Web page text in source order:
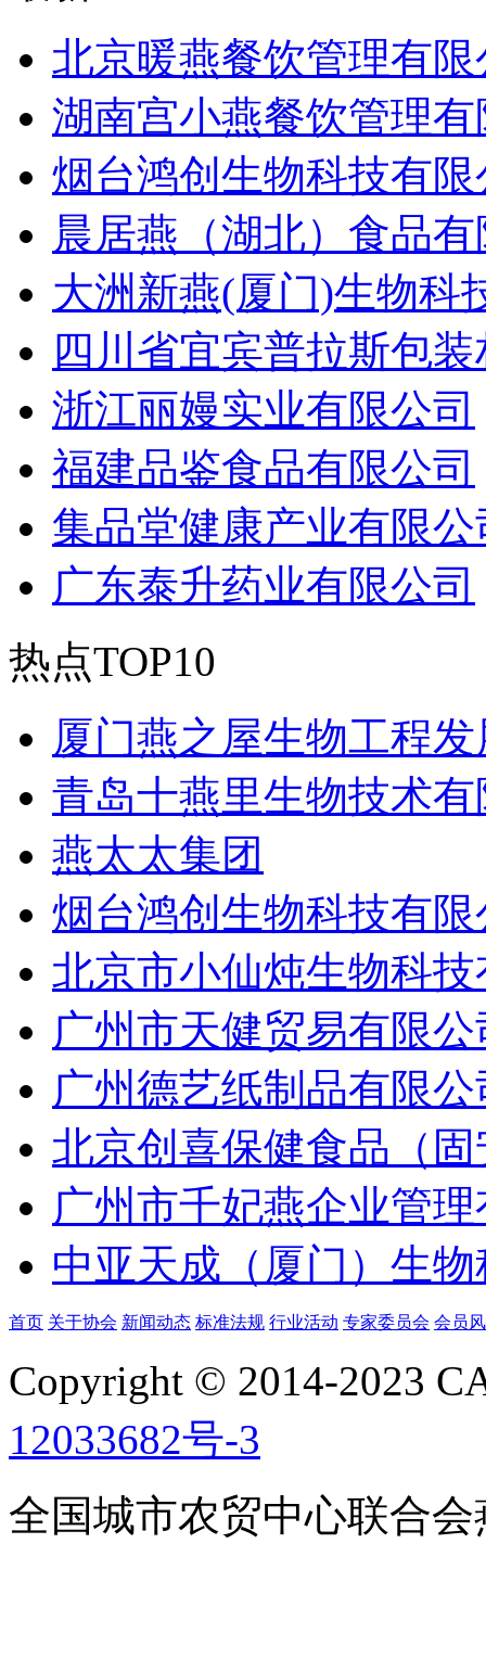
北京暖燕餐饮管理有限
湖南宫小燕餐饮管理
烟台鸿创生物科技有限
晨居燕（湖北）食品
大洲新燕(厦门)生物科
四川省宜宾普拉斯包
浙江丽嫚实业有限公司
福建品鉴食品有限公司
集品堂健康产业有限公
广东泰升药业有限公司
热点TOP10
厦门燕之屋生物工程
青岛十燕里生物技术
燕太太集团
烟台鸿创生物科技有限
北京市小仙炖生物科
广州市天健贸易有限公
广州德艺纸制品有限公
北京创喜保健食品（
广州市千妃燕企业管
中亚天成（厦门）生
首页 关于协会 新闻动态 标准法规 行业活动 专家委员会 会员
Copyright © 2014-2023
12033682号-3
全国城市农贸中心联合